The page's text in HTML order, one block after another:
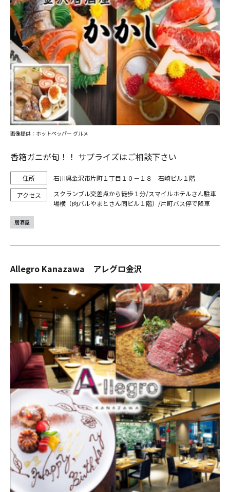
香箱ガニが旬！！ サプライズはご相談下さい
石川県金沢市片町１丁目１０－１８ 石崎ビル１階
スクランブル交差点から徒歩１分/スマイルホテルさん駐車
場横（肉バルやまとさん同ビル１階）/片町バス停で降車
画像提供：ホットペッパー グルメ
居酒屋
Allegro Kanazawa アレグロ金沢